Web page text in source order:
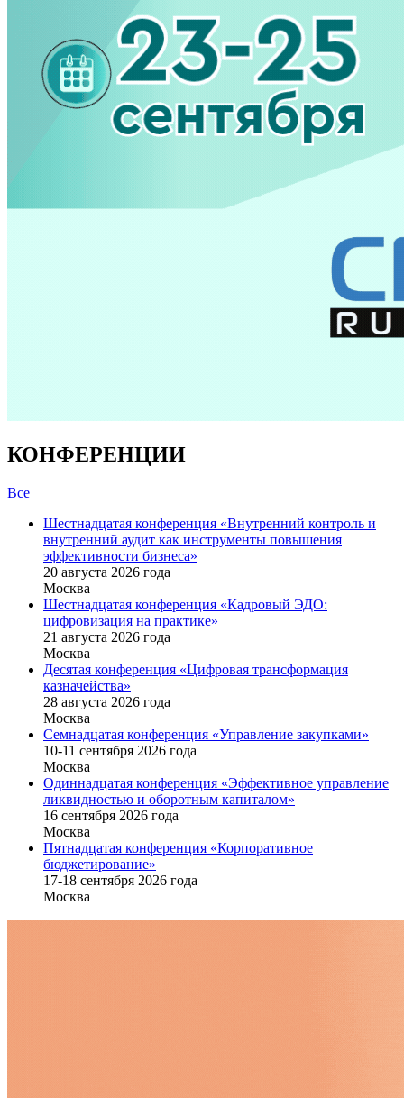
КОНФЕРЕНЦИИ
Все
Шестнадцатая конференция «Внутренний контроль и
внутренний аудит как инструменты повышения
эффективности бизнеса»
20 августа 2026 года
Москва
Шестнадцатая конференция «Кадровый ЭДО:
цифровизация на практике»
21 августа 2026 года
Москва
Десятая конференция «Цифровая трансформация
казначейства»
28 августа 2026 года
Москва
Семнадцатая конференция «Управление закупками»
10-11 сентября 2026 года
Москва
Одиннадцатая конференция «Эффективное управление
ликвидностью и оборотным капиталом»
16 cентября 2026 года
Москва
Пятнадцатая конференция «Корпоративное
бюджетирование»
17-18 сентября 2026 года
Москва